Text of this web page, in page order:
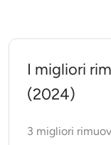
I migliori
(2024)
3 migliori